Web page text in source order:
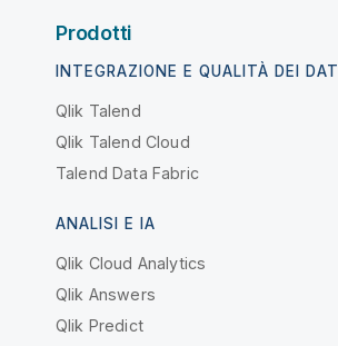
Prodotti
INTEGRAZIONE E QUALITÀ DEI DATI
Qlik Talend
Qlik Talend Cloud
Talend Data Fabric
ANALISI E IA
Qlik Cloud Analytics
Qlik Answers
Qlik Predict